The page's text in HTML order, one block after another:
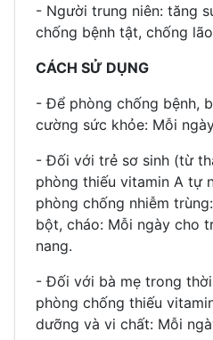
- Người trung niên: tăng
chống bệnh tật, chống
CÁCH SỬ DỤNG
- Để phòng chống bệnh,
cường sức khỏe: Mỗi
- Đối với trẻ sơ sinh (từ
phòng thiếu vitamin A tự
phòng chống nhiễm
bột, cháo: Mỗi ngày cho
nang.
- Đối với bà mẹ trong
phòng chống thiếu
dưỡng và vi chất: Mỗi